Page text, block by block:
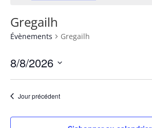
Gregailh
Évènements Gregailh
8/8/2026
date.Jour précédent